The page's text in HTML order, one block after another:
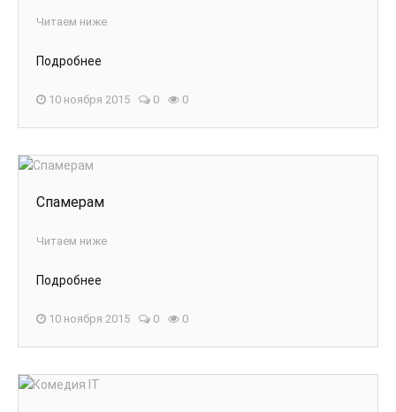
Читаем ниже
Подробнее
10 ноября 2015 0 0
Спамерам
Читаем ниже
Подробнее
10 ноября 2015 0 0